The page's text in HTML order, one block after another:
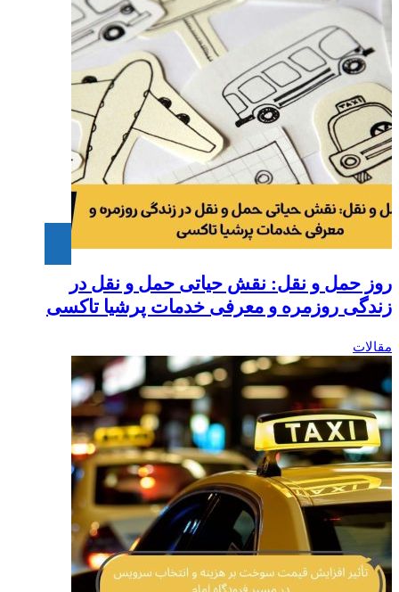
روز حمل و نقل: نقش حیاتی حمل و نقل در
زندگی روزمره و معرفی خدمات پرشیا تاکسی
مقالات